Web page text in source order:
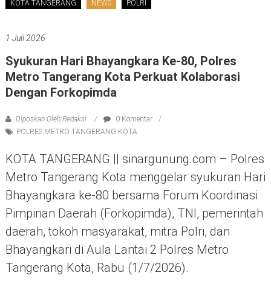
KOTA TANGERANG NEWS POLRI
1 Juli 2026
Syukuran Hari Bhayangkara Ke-80, Polres
Metro Tangerang Kota Perkuat Kolaborasi
Dengan Forkopimda
Diposkan Oleh:Redaksi
0 Komentar
POLRES METRO TANGERANG KOTA
KOTA TANGERANG || sinargunung.com – Polres
Metro Tangerang Kota menggelar syukuran Hari
Bhayangkara ke-80 bersama Forum Koordinasi
Pimpinan Daerah (Forkopimda), TNI, pemerintah
daerah, tokoh masyarakat, mitra Polri, dan
Bhayangkari di Aula Lantai 2 Polres Metro
Tangerang Kota, Rabu (1/7/2026).